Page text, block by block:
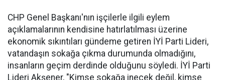
CHP Genel Başkanı'nın işçilerle ilgili eylem
açıklamalarının kendisine hatırlatılması üzerine
ekonomik sıkıntıları gündeme getiren İYİ Parti Lideri,
vatandaşın sokağa çıkma durumunda olmadığını,
insanların geçim derdinde olduğunu söyledi. İYİ Parti
Lideri Akşener, "Kimse sokağa inecek değil, kimse